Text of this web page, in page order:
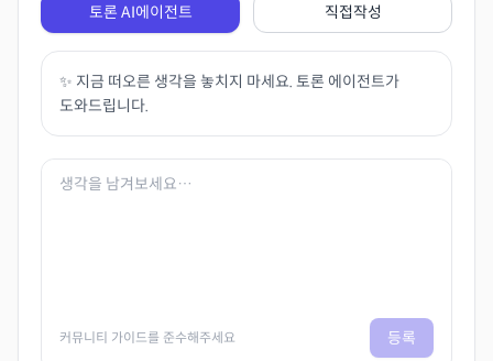
토론 AI에이전트 직접작성
✨ 지금 떠오른 생각을 놓치지 마세요. 토론 에이전트가
도와드립니다.
커뮤니티 가이드를 준수해주세요 등록